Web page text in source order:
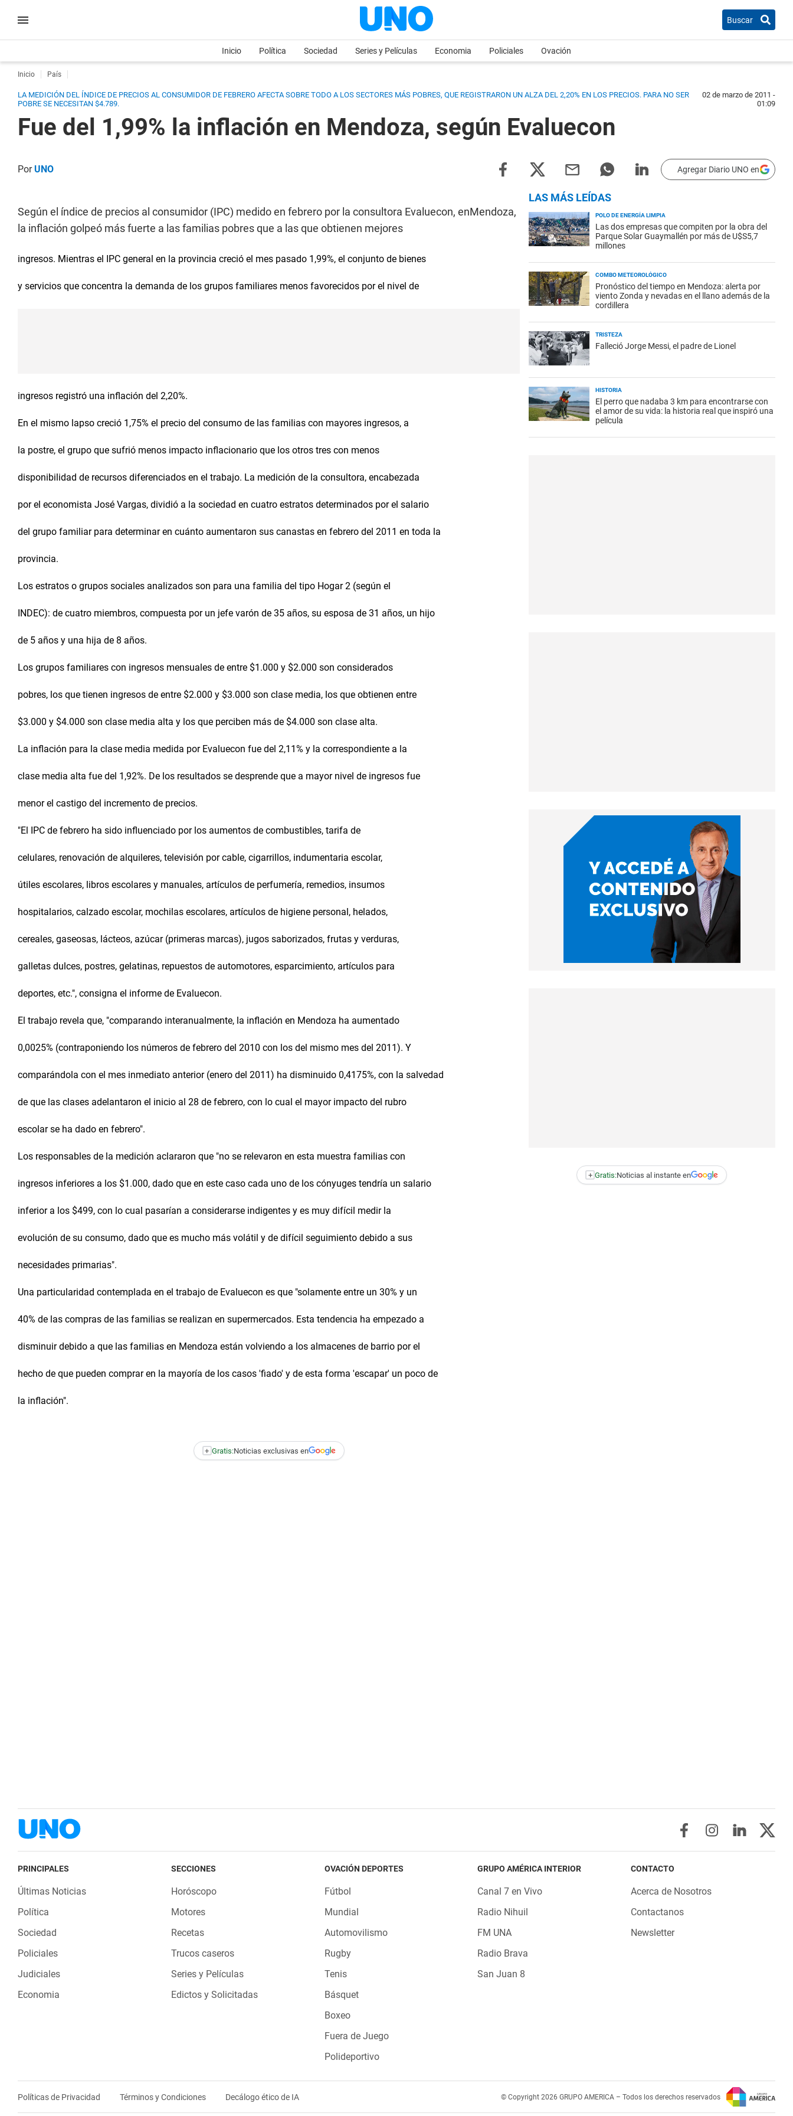
Buscar
Inicio Política Sociedad Series y Películas Economia Policiales Ovación
Inicio País
LA MEDICIÓN DEL ÍNDICE DE PRECIOS AL CONSUMIDOR DE FEBRERO AFECTA SOBRE TODO A LOS SECTORES MÁS POBRES, QUE REGISTRARON UN ALZA DEL 2,20% EN LOS PRECIOS. PARA NO SER
POBRE SE NECESITAN $4.789.
02 de marzo de 2011 -
01:09
Fue del 1,99% la inflación en Mendoza, según Evaluecon
PorUNO Agregar Diario UNO en
Según el índice de precios al consumidor (IPC) medido en febrero por la consultora Evaluecon, enMendoza,
la inflación golpeó más fuerte a las familias pobres que a las que obtienen mejores
ingresos. Mientras el IPC general en la provincia creció el mes pasado 1,99%, el conjunto de bienes
y servicios que concentra la demanda de los grupos familiares menos favorecidos por el nivel de
ingresos registró una inflación del 2,20%.
En el mismo lapso creció 1,75% el precio del consumo de las familias con mayores ingresos, a
la postre, el grupo que sufrió menos impacto inflacionario que los otros tres con menos
disponibilidad de recursos diferenciados en el trabajo. La medición de la consultora, encabezada
por el economista José Vargas, dividió a la sociedad en cuatro estratos determinados por el salario
del grupo familiar para determinar en cuánto aumentaron sus canastas en febrero del 2011 en toda la
provincia.
Los estratos o grupos sociales analizados son para una familia del tipo Hogar 2 (según el
INDEC): de cuatro miembros, compuesta por un jefe varón de 35 años, su esposa de 31 años, un hijo
de 5 años y una hija de 8 años.
Los grupos familiares con ingresos mensuales de entre $1.000 y $2.000 son considerados
pobres, los que tienen ingresos de entre $2.000 y $3.000 son clase media, los que obtienen entre
$3.000 y $4.000 son clase media alta y los que perciben más de $4.000 son clase alta.
La inflación para la clase media medida por Evaluecon fue del 2,11% y la correspondiente a la
clase media alta fue del 1,92%. De los resultados se desprende que a mayor nivel de ingresos fue
menor el castigo del incremento de precios.
"El IPC de febrero ha sido influenciado por los aumentos de combustibles, tarifa de
celulares, renovación de alquileres, televisión por cable, cigarrillos, indumentaria escolar,
útiles escolares, libros escolares y manuales, artículos de perfumería, remedios, insumos
hospitalarios, calzado escolar, mochilas escolares, artículos de higiene personal, helados,
cereales, gaseosas, lácteos, azúcar (primeras marcas), jugos saborizados, frutas y verduras,
galletas dulces, postres, gelatinas, repuestos de automotores, esparcimiento, artículos para
deportes, etc.", consigna el informe de Evaluecon.
El trabajo revela que, "comparando interanualmente, la inflación en Mendoza ha aumentado
0,0025% (contraponiendo los números de febrero del 2010 con los del mismo mes del 2011). Y
comparándola con el mes inmediato anterior (enero del 2011) ha disminuido 0,4175%, con la salvedad
de que las clases adelantaron el inicio al 28 de febrero, con lo cual el mayor impacto del rubro
escolar se ha dado en febrero".
Los responsables de la medición aclararon que "no se relevaron en esta muestra familias con
ingresos inferiores a los $1.000, dado que en este caso cada uno de los cónyuges tendría un salario
inferior a los $499, con lo cual pasarían a considerarse indigentes y es muy difícil medir la
evolución de su consumo, dado que es mucho más volátil y de difícil seguimiento debido a sus
necesidades primarias".
Una particularidad contemplada en el trabajo de Evaluecon es que "solamente entre un 30% y un
40% de las compras de las familias se realizan en supermercados. Esta tendencia ha empezado a
disminuir debido a que las familias en Mendoza están volviendo a los almacenes de barrio por el
hecho de que pueden comprar en la mayoría de los casos 'fiado' y de esta forma 'escapar' un poco de
la inflación".
+ Gratis:Noticias exclusivas en
LAS MÁS LEÍDAS
POLO DE ENERGÍA LIMPIA
Las dos empresas que compiten por la obra del
Parque Solar Guaymallén por más de U$S5,7
millones
COMBO METEOROLÓGICO
Pronóstico del tiempo en Mendoza: alerta por
viento Zonda y nevadas en el llano además de la
cordillera
TRISTEZA
Falleció Jorge Messi, el padre de Lionel
HISTORIA
El perro que nadaba 3 km para encontrarse con
el amor de su vida: la historia real que inspiró una
película
+ Gratis:Noticias al instante en
PRINCIPALES
Últimas Noticias
Política
Sociedad
Policiales
Judiciales
Economia
SECCIONES
Horóscopo
Motores
Recetas
Trucos caseros
Series y Películas
Edictos y Solicitadas
OVACIÓN DEPORTES
Fútbol
Mundial
Automovilismo
Rugby
Tenis
Básquet
Boxeo
Fuera de Juego
Polideportivo
GRUPO AMÉRICA INTERIOR
Canal 7 en Vivo
Radio Nihuil
FM UNA
Radio Brava
San Juan 8
CONTACTO
Acerca de Nosotros
Contactanos
Newsletter
Políticas de Privacidad Términos y Condiciones Decálogo ético de IA © Copyright 2026 GRUPO AMERICA – Todos los derechos reservados